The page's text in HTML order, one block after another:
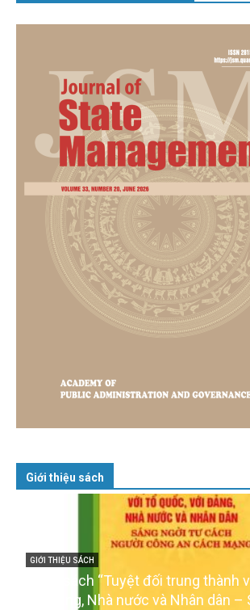
Giới thiệu sách
GIỚI THIỆU SÁCH
Ra mắt ba cuốn sách ảnh